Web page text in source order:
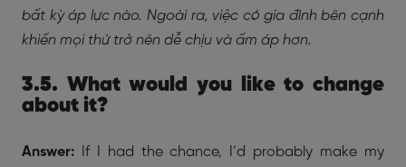
bất kỳ áp lực nào. Ngoài ra, việc có gia đình bên cạnh
khiến mọi thứ trở nên dễ chịu và ấm áp hơn.
3.5. What would you like to change
about it?
Answer: If I had the chance, I’d probably make my